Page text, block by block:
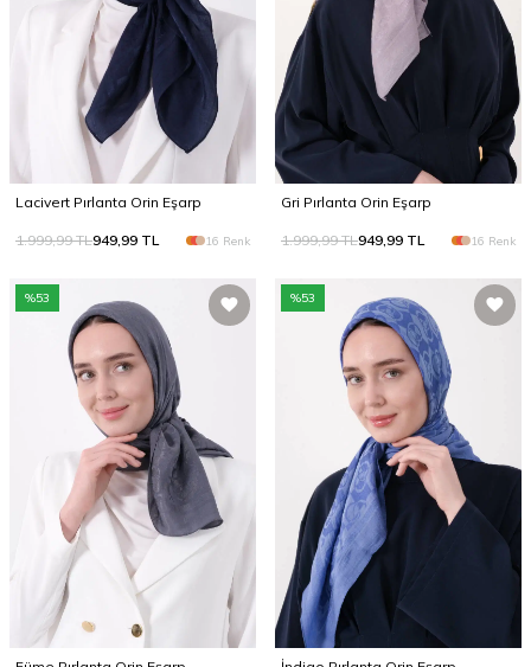
Lacivert Pırlanta Orin Eşarp
1.999,99TL949,99 TL 16 Renk
Gri Pırlanta Orin Eşarp
1.999,99TL949,99 TL 16 Renk
%53 %53